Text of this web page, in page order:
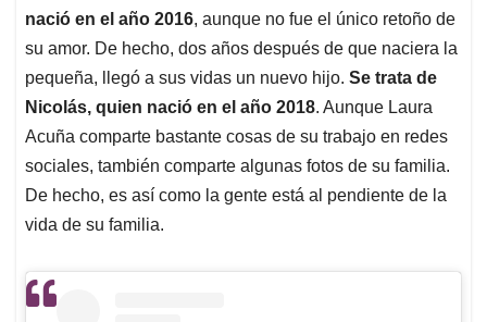
nació en el año 2016, aunque no fue el único retoño de
su amor. De hecho, dos años después de que naciera la
pequeña, llegó a sus vidas un nuevo hijo. Se trata de
Nicolás, quien nació en el año 2018. Aunque Laura
Acuña comparte bastante cosas de su trabajo en redes
sociales, también comparte algunas fotos de su familia.
De hecho, es así como la gente está al pendiente de la
vida de su familia.